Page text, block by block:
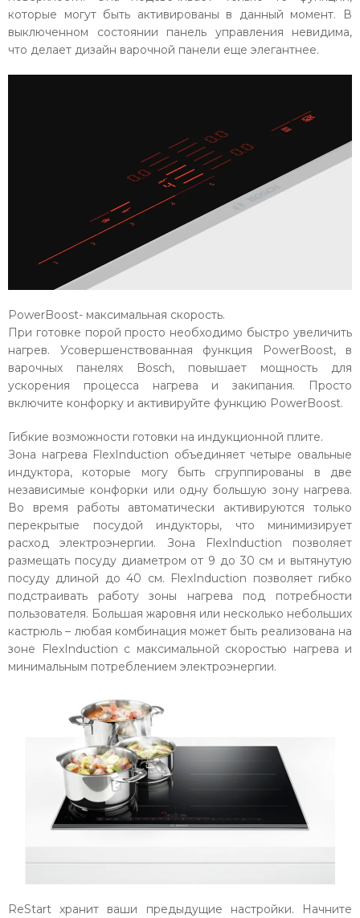
которые могут быть активированы в данный момент. В
выключенном состоянии панель управления невидима,
что делает дизайн варочной панели еще элегантнее.
PowerBoost- максимальная скорость.
При готовке порой просто необходимо быстро увеличить
нагрев. Усовершенствованная функция PowerBoost, в
варочных панелях Bosch, повышает мощность для
ускорения процесса нагрева и закипания. Просто
включите конфорку и активируйте функцию PowerBoost.
Гибкие возможности готовки на индукционной плите.
Зона нагрева FlexInduction объединяет четыре овальные
индуктора, которые могу быть сгруппированы в две
независимые конфорки или одну большую зону нагрева.
Во время работы автоматически активируются только
перекрытые посудой индукторы, что минимизирует
расход электроэнергии. Зона FlexInduction позволяет
размещать посуду диаметром от 9 до 30 см и вытянутую
посуду длиной до 40 см. FlexInduction позволяет гибко
подстраивать работу зоны нагрева под потребности
пользователя. Большая жаровня или несколько небольших
кастрюль – любая комбинация может быть реализована на
зоне FlexInduction с максимальной скоростью нагрева и
минимальным потреблением электроэнергии.
ReStart хранит ваши предыдущие настройки. Начните